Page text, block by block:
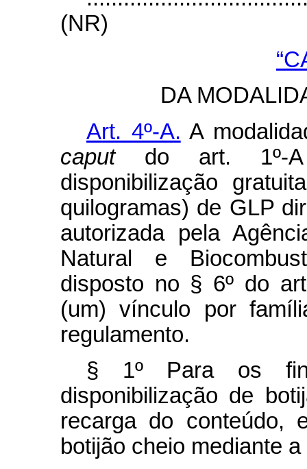
(NR)
DA
Art. 4º-A. A
caputdo art. 1º-A
disponibilização
quilogramas) de GLP
autorizada pela
Natural e
disposto no § 6º do
(um) vínculo por
regulamento.
§ 1º Para os
disponibilização de
recarga do conteúdo,
botijão cheio mediante